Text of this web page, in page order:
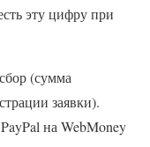
эту цифру при
(сумма
заявки).
на WebMoney